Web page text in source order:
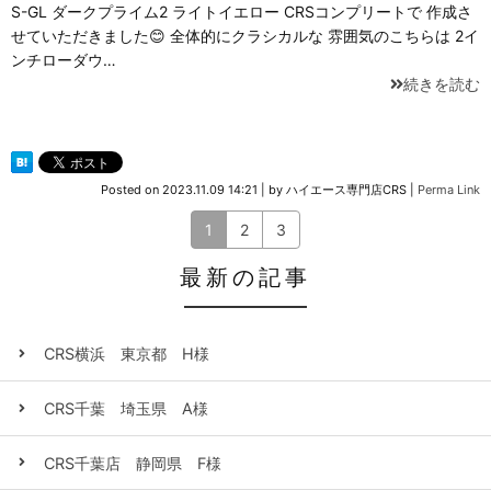
S-GL ダークプライム2 ライトイエロー CRSコンプリートで 作成さ
せていただきました😊 全体的にクラシカルな 雰囲気のこちらは 2イ
ンチローダウ…
続きを読む
Posted on 2023.11.09 14:21 by ハイエース専門店CRS Perma Link
1 2 3
最新の記事
CRS横浜 東京都 H様
CRS千葉 埼玉県 A様
CRS千葉店 静岡県 F様